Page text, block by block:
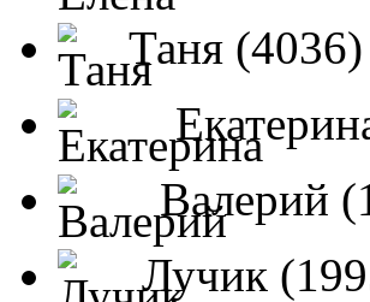
Таня (4036)
Валерий
Лучик